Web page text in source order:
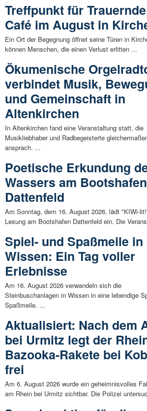
Treffpunkt für
Café im August in
Ein Ort der Begegnung öffnet seine Türen in
können Menschen, die einen Verlust erlitten ...
Ökumenische
verbindet Musik,
und Gemeinschaft in
Altenkirchen
In Altenkirchen fand eine Veranstaltung statt, die
Musikliebhaber und Radbegeisterte
ansprach. ...
Poetische Erkundung
Wassers am Bootshafen
Dattenfeld
Am Sonntag, dem 16. August 2026, lädt "KIWi-
Lesung am Bootshafen Dattenfeld ein. Die
Spiel- und Spaßmeile in
Wissen: Ein Tag voller
Erlebnisse
Am 16. August 2026 verwandeln sich die
Steinbuschanlagen in Wissen in eine lebendige
Spaßmeile. ...
Aktualisiert: Nach dem
bei Urmitz legt der
Bazooka-Rakete bei
frei
Am 6. August 2026 wurde ein geheimnisvolles
am Rhein bei Urmitz sichtbar. Die Polizei